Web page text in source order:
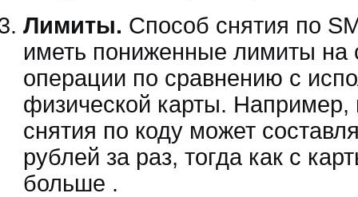
Лимиты. Способ снятия по
иметь пониженные лимиты на
операции по сравнению с
физической карты.
снятия по коду может
рублей за раз, тогда как с
больше .